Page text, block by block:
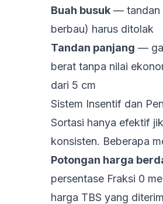
Buah busuk — tandan
berbau) harus ditolak
Tandan panjang —
berat tanpa nilai
dari 5 cm
Sistem Insentif dan
Sortasi hanya efektif
konsisten. Beberapa
Potongan harga
persentase Fraksi 0
harga TBS yang